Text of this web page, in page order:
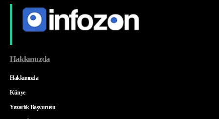
Hakkımızda
Hakkımızda
Künye
Yazarlık Başvurusu